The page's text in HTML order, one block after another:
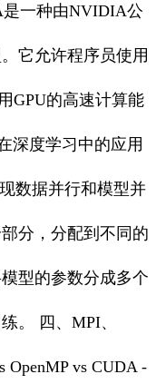
是一种由NVIDIA公
它允许程序员使用
GPU的高速计算能
深度学习中的应用
数据并行和模型并
分，分配到不同的
型的参数分成多个
。 四、MPI、
OpenMP vs CUDA -